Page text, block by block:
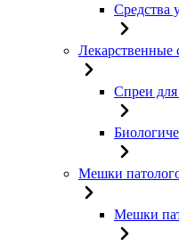
Средства
Лекарственные
Спреи для
Мешки
Мешки